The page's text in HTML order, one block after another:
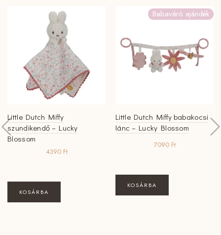
Little Dutch Miffy
szundikendő – Lucky
Blossom
4390 Ft
KOSÁRBA
Babaváró ajándék
Little Dutch Miffy babakocsi
lánc – Lucky Blossom
7090 Ft
KOSÁRBA